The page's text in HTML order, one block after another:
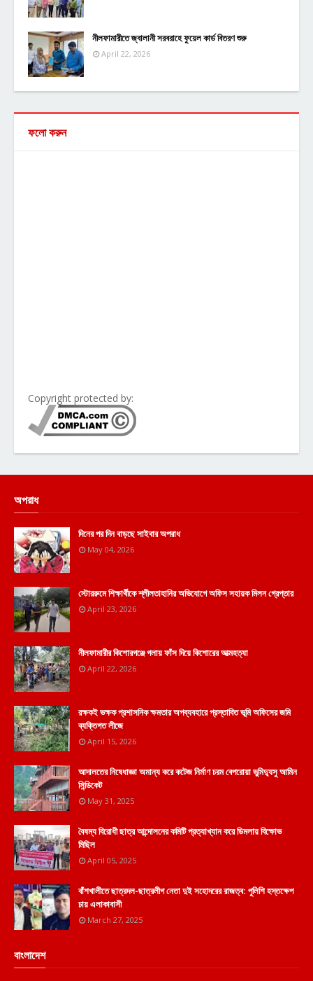
নীলফামারীতে জ্বালানী সরবরাহে ফুয়েল কার্ড বিতরণ শুরু
April 22, 2026
ফলো করুন
Copyright protected by:
অপরাধ
দিনের পর দিন বাড়ছে সাইবার অপরাধ
May 04, 2026
স্টোররুমে শিক্ষার্থীকে শ্লীলতাহানির অভিযোগে অফিস সহায়ক মিলন গ্রেপ্তার
April 23, 2026
নীলফামারীর কিশোরগঞ্জে গলায় ফাঁস দিয়ে কিশোরের আত্মহত্যা
April 22, 2026
রক্ষকই ভক্ষক প্রশাসনিক ক্ষমতার অপব্যবহারে প্রস্তাবিত ভূমি অফিসের জমি
ব্যক্তিগত লীজে
April 15, 2026
আদালতের নিষেধাজ্ঞা অমান্য করে কটেজ নির্মাণ চরম বেপরোয়া ভুমিদ্যুসু আমিন
সিন্ডিকেট
May 31, 2025
বৈষম্য বিরোধী ছাত্র আন্দোলনের কমিটি প্রত্যাখ্যান করে ডিমলায় বিক্ষোভ
মিছিল
April 05, 2025
বাঁশখালীতে ছাত্রদল-ছাত্রলীগ নেতা দুই সহোদরের রাজত্ব: পুলিশি হস্তক্ষেপ
চায় এলাকাবাসী
March 27, 2025
বাংলাদেশ